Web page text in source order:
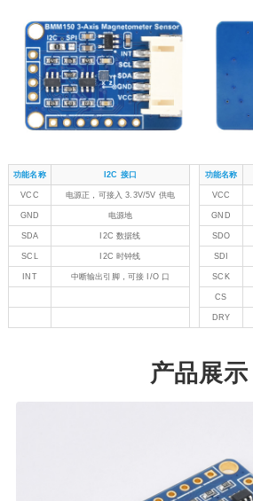
功能名称 I2C 接口 功能名称
VCC 电源正，可接入 3.3V/5V 供电 VCC
GND 电源地 GND
SDA I2C 数据线 SDO
SCL I2C 时钟线 SDI
INT 中断输出引脚，可接 I/O 口 SCK
CS
DRY
产品展示